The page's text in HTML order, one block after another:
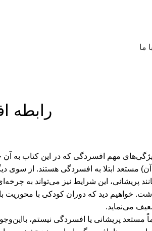
ما
رابطه
مهم افسردگی که در این کتاب به آن
پریشانی، این شرایط نیز می‌تواند به
خواهیم دید که دوران کودکی با محوریت
می‌نماید.
مستعد پریشانی یا افسردگی نیستم،